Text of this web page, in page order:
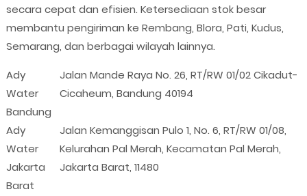
secara cepat dan efisien. Ketersediaan stok besar
membantu pengiriman ke Rembang, Blora, Pati, Kudus,
Semarang, dan berbagai wilayah lainnya.
Ady
Water
Bandung
Jalan Mande Raya No. 26, RT/RW 01/02 Cikadut-
Cicaheum, Bandung 40194
Ady
Water
Jakarta
Barat
Jalan Kemanggisan Pulo 1, No. 6, RT/RW 01/08,
Kelurahan Pal Merah, Kecamatan Pal Merah,
Jakarta Barat, 11480